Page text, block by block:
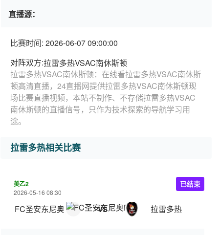
直播源：
比赛时间: 2026-06-07 09:00:00
对阵双方:拉雷多热VSAC南休斯顿
拉雷多热VSAC南休斯顿：在线看拉雷多热VSAC南休斯
顿高清直播，24直播网提供拉雷多热VSAC南休斯顿现
场比赛直播视频，本站不制作、不存储拉雷多热VSAC
南休斯顿的直播信号，只作为技术探索的导航学习用
途。
拉雷多热相关比赛
美乙2
2026-05-16 08:30
FC圣安东尼奥B队 VS 拉雷多热
已结束